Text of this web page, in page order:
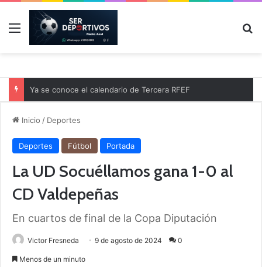
Menú
Ya se conoce el calendario de Tercera RFEF
Inicio / Deportes
Deportes Fútbol Portada
La UD Socuéllamos gana 1-0 al
CD Valdepeñas
En cuartos de final de la Copa Diputación
Victor Fresneda 9 de agosto de 2024 0
Menos de un minuto